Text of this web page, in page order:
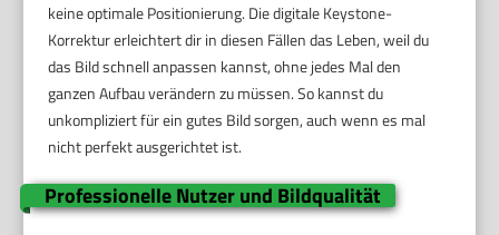
keine optimale Positionierung. Die digitale Keystone-
Korrektur erleichtert dir in diesen Fällen das Leben, weil du
das Bild schnell anpassen kannst, ohne jedes Mal den
ganzen Aufbau verändern zu müssen. So kannst du
unkompliziert für ein gutes Bild sorgen, auch wenn es mal
nicht perfekt ausgerichtet ist.
Professionelle Nutzer und Bildqualität